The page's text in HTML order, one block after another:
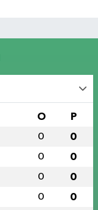
O P
0 0
0 0
0 0
0 0